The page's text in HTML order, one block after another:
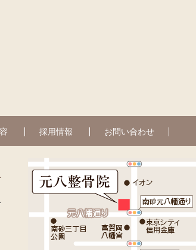
採用情報 お問い合わせ